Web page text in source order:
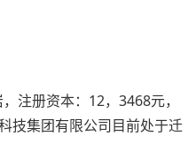
注册资本：12，3468元，
技集团有限公司目前处于迁